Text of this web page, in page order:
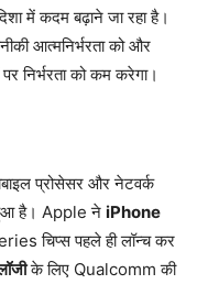
में कदम बढ़ाने जा रहा है।
आत्मनिर्भरता को और
निर्भरता को कम करेगा।
प्रोसेसर और नेटवर्क
है। Apple ने iPhone
चिप्स पहले ही लॉन्च कर
के लिए Qualcomm की